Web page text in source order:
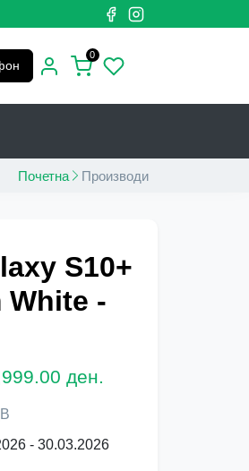
0
Почетна Производи
S10+
White -
ден.
- 30.03.2026